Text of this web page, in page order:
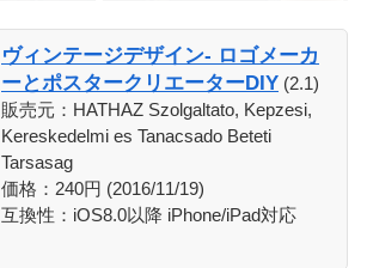
ヴィンテージデザイン- ロゴメーカ
ーとポスタークリエーターDIY (2.1)
販売元：HATHAZ Szolgaltato, Kepzesi,
Kereskedelmi es Tanacsado Beteti
Tarsasag
価格：240円 (2016/11/19)
互換性：iOS8.0以降 iPhone/iPad対応